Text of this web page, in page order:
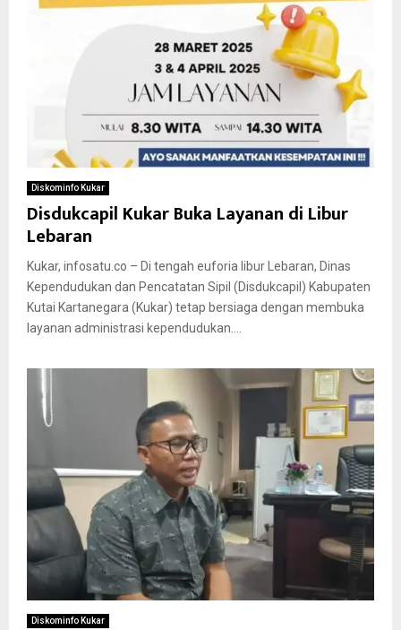
Diskominfo Kukar
Disdukcapil Kukar Buka Layanan di Libur
Lebaran
Kukar, infosatu.co – Di tengah euforia libur Lebaran, Dinas
Kependudukan dan Pencatatan Sipil (Disdukcapil) Kabupaten
Kutai Kartanegara (Kukar) tetap bersiaga dengan membuka
layanan administrasi kependudukan....
Diskominfo Kukar